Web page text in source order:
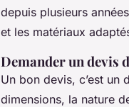
depuis plusieurs
et les matériaux
Demander un devis
Un bon devis, c’est un
dimensions, la nature